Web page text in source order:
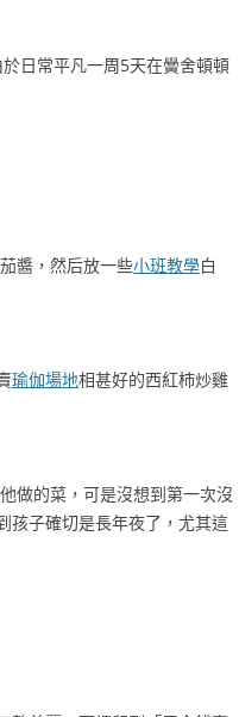
日常平凡一周5天在黌舍頓頓
醬，然后放一些小班教學白
瑜伽場地相甚好的西紅柿炒雞
做的菜，可是沒想到第一次沒
孩子確切是長年夜了，尤其這